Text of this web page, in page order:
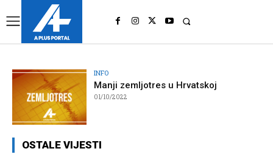
INFO
Manji zemljotres u Hrvatskoj
01/10/2022
OSTALE VIJESTI